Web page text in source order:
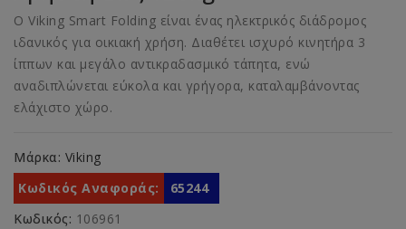
Ο Viking Smart Folding είναι ένας ηλεκτρικός διάδρομος
ιδανικός για οικιακή χρήση. Διαθέτει ισχυρό κινητήρα 3
ίππων και μεγάλο αντικραδασμικό τάπητα, ενώ
αναδιπλώνεται εύκολα και γρήγορα, καταλαμβάνοντας
ελάχιστο χώρο.
Μάρκα: Viking
Κωδικός Αναφοράς:
65244
Κωδικός: 106961